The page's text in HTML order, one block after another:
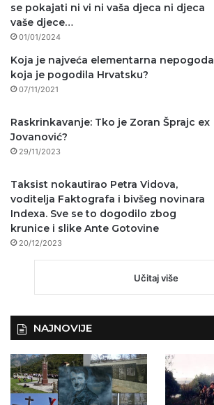
se pokajati ni vi ni vaša djeca ni djeca
vaše djece…
01/01/2024
Koja je najveća elementarna nepogoda
koja je pogodila Hrvatsku?
07/11/2021
Raskrinkavanje: Tko je Zoran Šprajc ex
Jovanović?
29/11/2023
Taksist nokautirao Petra Vidova,
voditelja Faktografa i bivšeg novinara
Indexa. Sve se to dogodilo zbog
krunice i slike Ante Gotovine
20/12/2023
Učitaj više
NAJNOVIJE